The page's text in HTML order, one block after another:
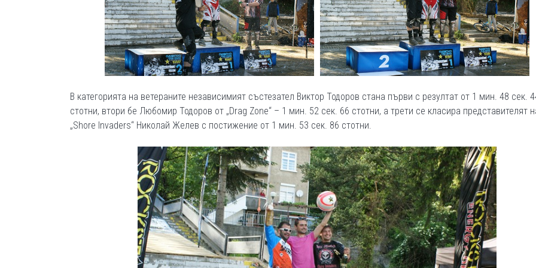
В категорията на ветераните независимият състезател Виктор Тодоров стана първи с резултат от 1 мин. 48 сек.
стотни, втори бе Любомир Тодоров от „Drag Zone“ – 1 мин. 52 сек. 66 стотни, а трети се класира представителят
„Shore Invaders“ Николай Желев с постижение от 1 мин. 53 сек. 86 стотни.